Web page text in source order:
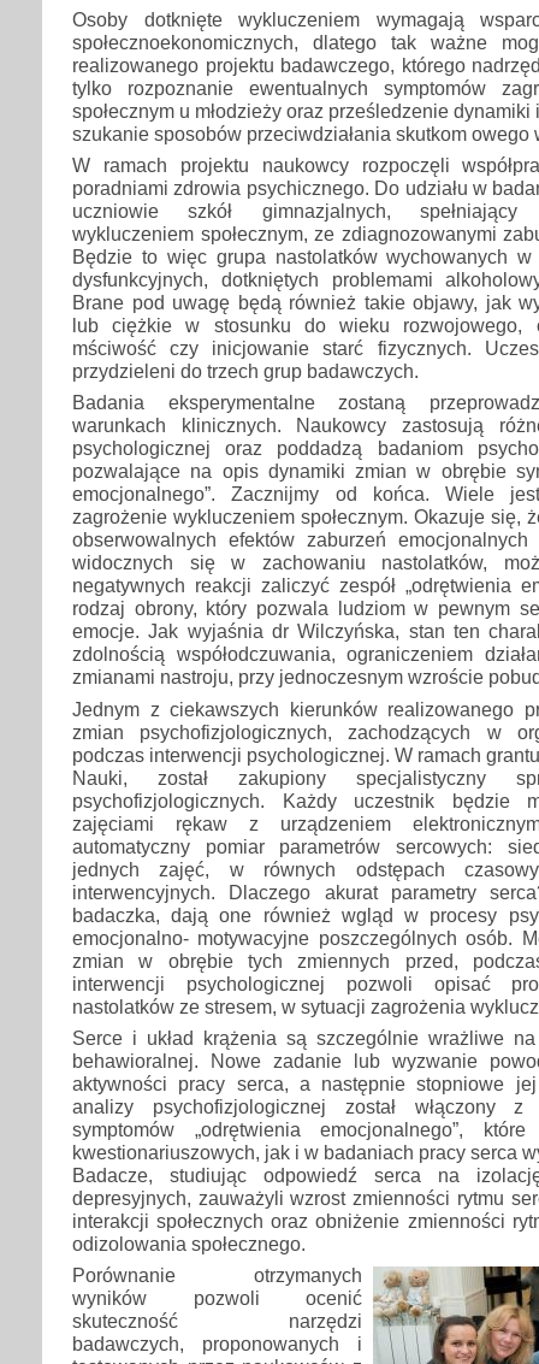
Osoby dotknięte wykluczeniem wymagają
społecznoekonomicznych, dlatego tak ważne
realizowanego projektu badawczego, którego
tylko rozpoznanie ewentualnych symptomów
społecznym u młodzieży oraz prześledzenie
szukanie sposobów przeciwdziałania skutkom owego
W ramach projektu naukowcy rozpoczęli
poradniami zdrowia psychicznego. Do udziału w
uczniowie szkół gimnazjalnych,
wykluczeniem społecznym, ze zdiagnozowanymi
Będzie to więc grupa nastolatków wychowanych w
dysfunkcyjnych, dotkniętych problemami
Brane pod uwagę będą również takie objawy, jak
lub ciężkie w stosunku do wieku rozwojowego,
mściwość czy inicjowanie starć fizycznych.
przydzieleni do trzech grup badawczych.
Badania eksperymentalne zostaną
warunkach klinicznych. Naukowcy zastosują
psychologicznej oraz poddadzą badaniom
pozwalające na opis dynamiki zmian w obrębie
emocjonalnego”. Zacznijmy od końca. Wiele
zagrożenie wykluczeniem społecznym. Okazuje się,
obserwowalnych efektów zaburzeń
widocznych się w zachowaniu nastolatków,
negatywnych reakcji zaliczyć zespół „odrętwienia
rodzaj obrony, który pozwala ludziom w pewnym
emocje. Jak wyjaśnia dr Wilczyńska, stan ten
zdolnością współodczuwania, ograniczeniem
zmianami nastroju, przy jednoczesnym wzroście
Jednym z ciekawszych kierunków realizowanego
zmian psychofizjologicznych, zachodzących w
podczas interwencji psychologicznej. W ramach
Nauki, został zakupiony specjalistyczny
psychofizjologicznych. Każdy uczestnik będzie
zajęciami rękaw z urządzeniem
automatyczny pomiar parametrów sercowych:
jednych zajęć, w równych odstępach
interwencyjnych. Dlaczego akurat parametry
badaczka, dają one również wgląd w procesy
emocjonalno- motywacyjne poszczególnych osób.
zmian w obrębie tych zmiennych przed,
interwencji psychologicznej pozwoli opisać
nastolatków ze stresem, w sytuacji zagrożenia
Serce i układ krążenia są szczególnie wrażliwe
behawioralnej. Nowe zadanie lub wyzwanie
aktywności pracy serca, a następnie stopniowe
analizy psychofizjologicznej został włączony
symptomów „odrętwienia emocjonalnego”,
kwestionariuszowych, jak i w badaniach pracy serca
Badacze, studiując odpowiedź serca na
depresyjnych, zauważyli wzrost zmienności rytmu
interakcji społecznych oraz obniżenie zmienności
odizolowania społecznego.
Porównanie otrzymanych
wyników pozwoli ocenić
skuteczność narzędzi
badawczych, proponowanych i